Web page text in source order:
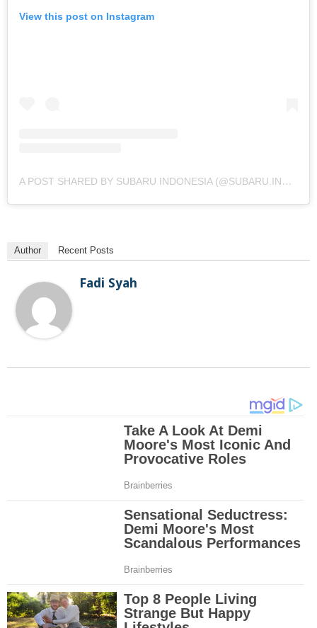
View this post on Instagram
A POST SHARED BY SUBARU INDONESIA (@SUBARU.INDONESIA)
Author Recent Posts
Fadi Syah